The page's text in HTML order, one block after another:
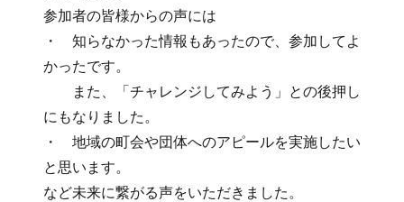
参加者の皆様からの声には
・ 知らなかった情報もあったので、参加してよ
かったです。
また、「チャレンジしてみよう」との後押し
にもなりました。
・ 地域の町会や団体へのアピールを実施したい
と思います。
など未来に繋がる声をいただきました。